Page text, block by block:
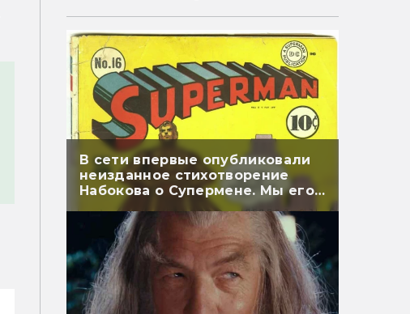
В сети впервые опубликовали
неизданное стихотворение
Набокова о Супермене. Мы его
перевели